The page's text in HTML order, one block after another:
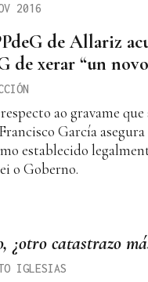
2016
de Allariz
de xerar “un
ao gravame
García
establecido
o Goberno.
¿otro catastrazo
IGLESIAS